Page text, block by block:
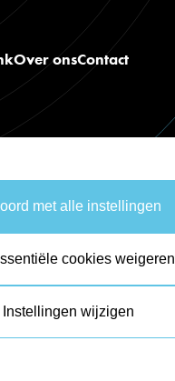
Over onsContact
met alle instellingen
cookies weigeren
Instellingen wijzigen